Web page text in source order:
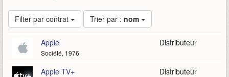
Filter par contrat Trier par : nom
Apple
Société, 1976
Distributeur
Apple TV+ Distributeur